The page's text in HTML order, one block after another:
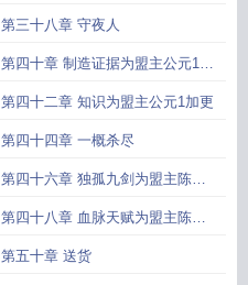
人加更
第三十八章 守夜人
第四十章 制造证据为盟主公元1加
更
第四十二章 知识为盟主公元1加更
第四十四章 一概杀尽
第四十六章 独孤九剑为盟主陈
19850816加更
第四十八章 血脉天赋为盟主陈
19850816加更
第五十章 送货